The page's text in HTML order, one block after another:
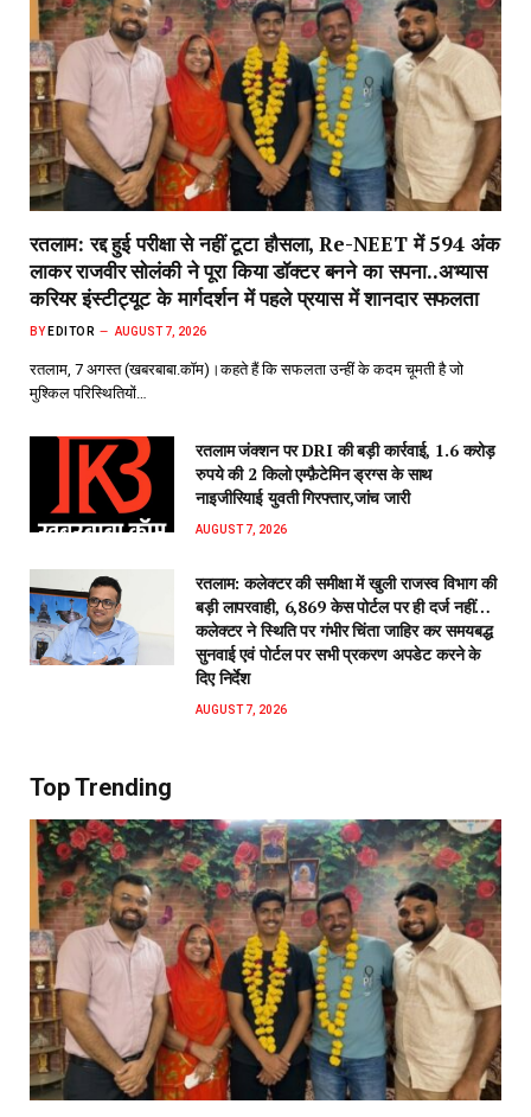
रतलाम: रद्द हुई परीक्षा से नहीं टूटा हौसला, Re-NEET में 594 अंक
लाकर राजवीर सोलंकी ने पूरा किया डॉक्टर बनने का सपना..अभ्यास
करियर इंस्टीट्यूट के मार्गदर्शन में पहले प्रयास में शानदार सफलता
BY EDITOR AUGUST 7, 2026
रतलाम, 7 अगस्त (खबरबाबा.कॉम)।कहते हैं कि सफलता उन्हीं के कदम चूमती है जो
मुश्किल परिस्थितियों…
रतलाम जंक्शन पर DRI की बड़ी कार्रवाई, 1.6 करोड़
रुपये की 2 किलो एम्फ़ैटेमिन ड्रग्स के साथ
नाइजीरियाई युवती गिरफ्तार,जांच जारी
AUGUST 7, 2026
रतलाम: कलेक्टर की समीक्षा में खुली राजस्व विभाग की
बड़ी लापरवाही, 6,869 केस पोर्टल पर ही दर्ज नहीं…
कलेक्टर ने स्थिति पर गंभीर चिंता जाहिर कर समयबद्ध
सुनवाई एवं पोर्टल पर सभी प्रकरण अपडेट करने के
दिए निर्देश
AUGUST 7, 2026
Top Trending